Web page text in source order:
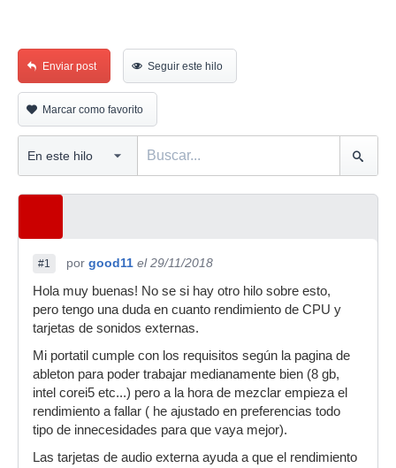
Enviar post Seguir este hilo
Marcar como favorito
#1 por good11 el 29/11/2018
Hola muy buenas! No se si hay otro hilo sobre esto,
pero tengo una duda en cuanto rendimiento de CPU y
tarjetas de sonidos externas.
Mi portatil cumple con los requisitos según la pagina de
ableton para poder trabajar medianamente bien (8 gb,
intel corei5 etc...) pero a la hora de mezclar empieza el
rendimiento a fallar ( he ajustado en preferencias todo
tipo de innecesidades para que vaya mejor).
Las tarjetas de audio externa ayuda a que el rendimiento